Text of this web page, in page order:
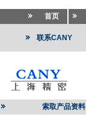
首页
联系CANY
索取产品资料